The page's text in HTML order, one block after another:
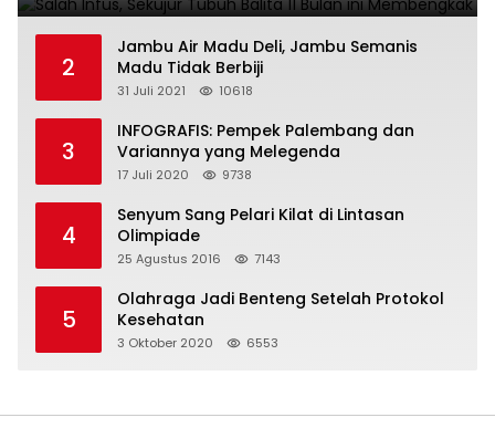
2
Jambu Air Madu Deli, Jambu Semanis
Madu Tidak Berbiji
31 Juli 2021 10618
3
INFOGRAFIS: Pempek Palembang dan
Variannya yang Melegenda
17 Juli 2020 9738
4
Senyum Sang Pelari Kilat di Lintasan
Olimpiade
25 Agustus 2016 7143
5
Olahraga Jadi Benteng Setelah Protokol
Kesehatan
3 Oktober 2020 6553